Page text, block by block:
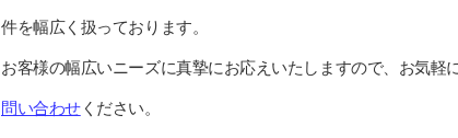
件を幅広く扱っております。
お客様の幅広いニーズに真摯にお応えいたしますので、お気軽
問い合わせください。